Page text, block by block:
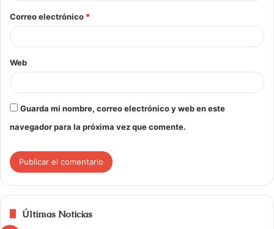
Correo electrónico *
Web
Guarda mi nombre, correo electrónico y web en este
navegador para la próxima vez que comente.
Últimas Noticias